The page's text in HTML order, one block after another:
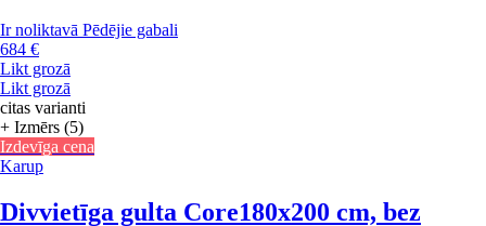
Ir noliktavā Pēdējie gabali
684 €
Likt grozā
Likt grozā
citas varianti
+ Izmērs (5)
Izdevīga cena
Karup
Divvietīga gulta Core180x200 cm, bez